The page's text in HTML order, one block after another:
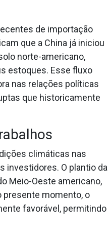
de importação
que a China já iniciou
norte-americano,
estoques. Esse fluxo
nas relações políticas
que historicamente
climáticas nas
investidores. O plantio da
Meio-Oeste americano,
presente momento, o
favorável, permitindo